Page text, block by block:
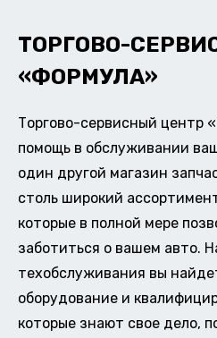
ТОРГОВО-
«ФОРМУЛА»
Торгово-сервисный центр
помощь в обслуживании
один другой магазин
столь широкий
которые в полной мере
заботиться о вашем авто.
техобслуживания вы
оборудование и
которые знают свое дело,